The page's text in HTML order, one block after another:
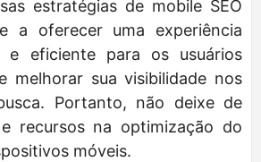
estratégias de mobile SEO
a oferecer uma experiência
e eficiente para os usuários
melhorar sua visibilidade nos
Portanto, não deixe de
recursos na optimização do
móveis.